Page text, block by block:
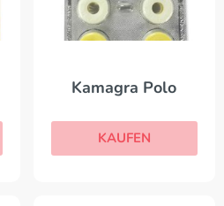
Kamagra Polo
KAUFEN